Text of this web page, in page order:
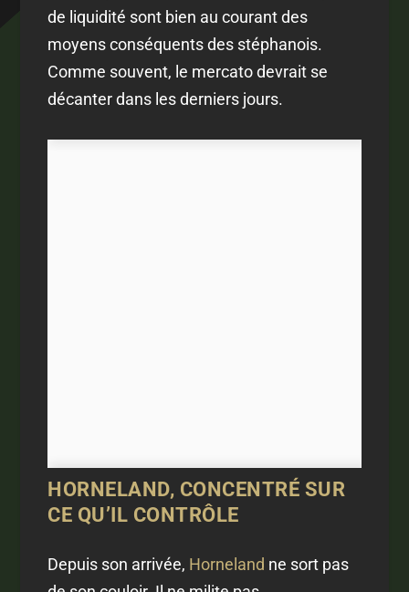
de liquidité sont bien au courant des
moyens conséquents des stéphanois.
Comme souvent, le mercato devrait se
décanter dans les derniers jours.
HORNELAND, CONCENTRÉ SUR
CE QU’IL CONTRÔLE
Depuis son arrivée, Horneland ne sort pas